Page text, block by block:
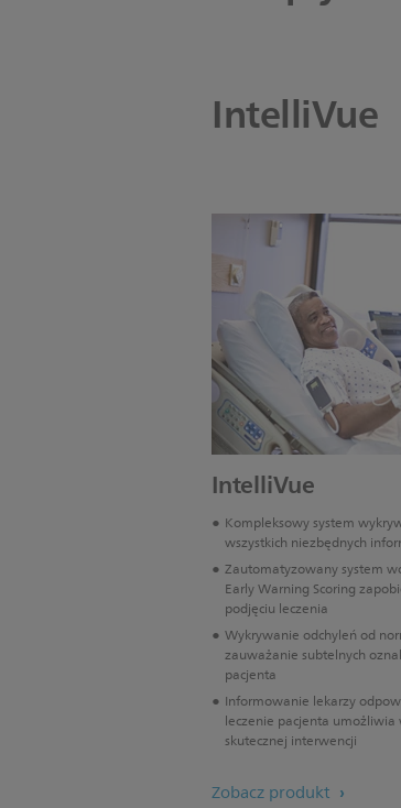
IntelliVue
IntelliVue
Kompleksowy system
wszystkich niezbędnych
Zautomatyzowany system
Early Warning Scoring
podjęciu leczenia
Wykrywanie odchyleń od
zauważanie subtelnych
pacjenta
Informowanie lekarzy
leczenie pacjenta umożliwia
skutecznej interwencji
Zobacz produkt